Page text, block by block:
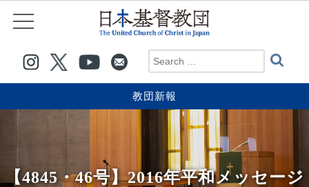
教団新報
【4845・46号】2016年平和メッセージ